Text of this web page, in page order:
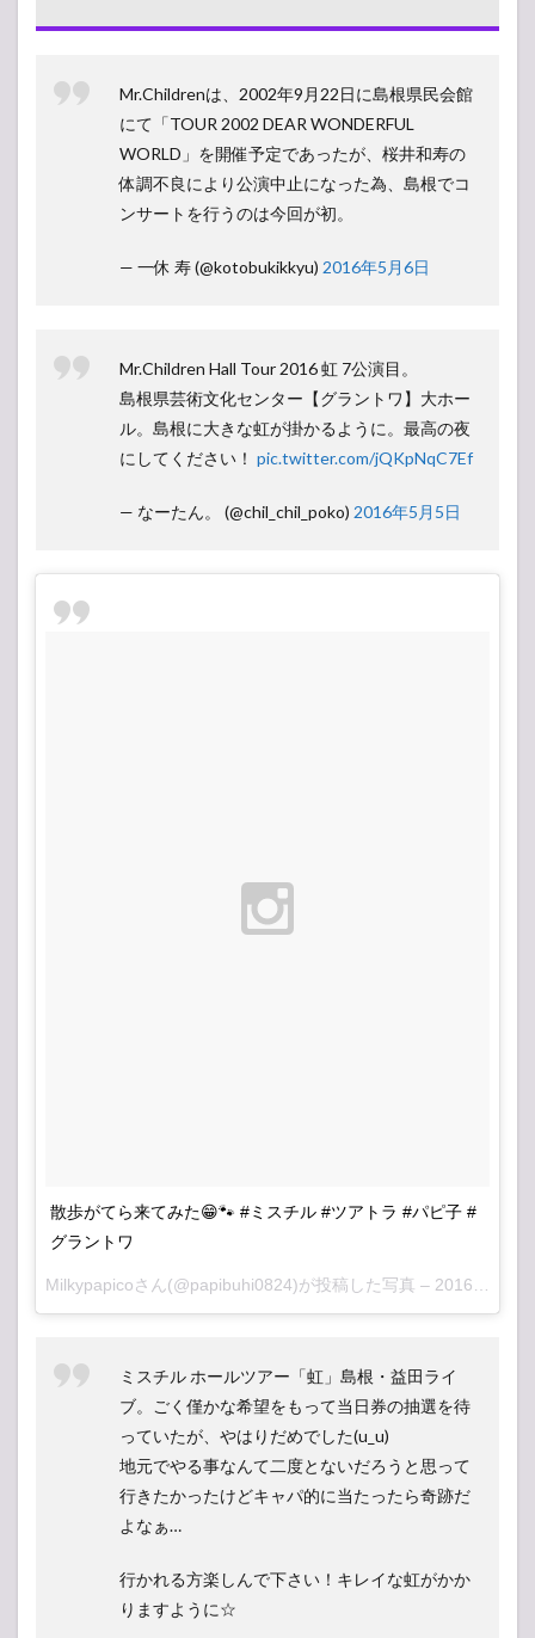
Mr.Childrenは、2002年9月22日に島根県民会館
にて「TOUR 2002 DEAR WONDERFUL
WORLD」を開催予定であったが、桜井和寿の
体調不良により公演中止になった為、島根でコ
ンサートを行うのは今回が初。
— 一休 寿 (@kotobukikkyu) 2016年5月6日
Mr.Children Hall Tour 2016 虹 7公演目。
島根県芸術文化センター【グラントワ】大ホー
ル。島根に大きな虹が掛かるように。最高の夜
にしてください！ pic.twitter.com/jQKpNqC7Ef
— なーたん。 (@chil_chil_poko) 2016年5月5日
散歩がてら来てみた😁🐾 #ミスチル #ツアトラ #パピ子 #
グラントワ
Milkypapicoさん(@papibuhi0824)が投稿した写真 – 2016 5月 6 2:39午前 PDT
ミスチル ホールツアー「虹」島根・益田ライ
ブ。ごく僅かな希望をもって当日券の抽選を待
っていたが、やはりだめでした(u_u)
地元でやる事なんて二度とないだろうと思って
行きたかったけどキャパ的に当たったら奇跡だ
よなぁ…
行かれる方楽しんで下さい！キレイな虹がかか
りますように☆